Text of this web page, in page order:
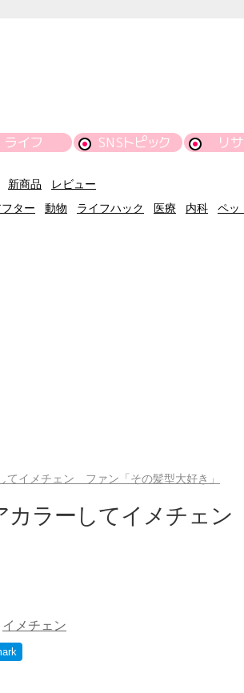
ライフ SNSトピック リ
新商品
レビュー
ター 動物 ライフハック 医療 内科 ペッ
てイメチェン ファン「その髪型大好き」
カラーしてイメチェ
イメチェン